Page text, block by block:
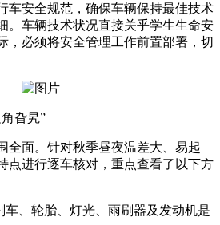
车安全规范，确保车辆保持最佳技术
。车辆技术状况直接关乎学生生命安
，必须将安全管理工作前置部署，切
旮旯”
全面。针对秋季昼夜温差大、易起
点进行逐车核对，重点查看了以下方
车、轮胎、灯光、雨刷器及发动机是